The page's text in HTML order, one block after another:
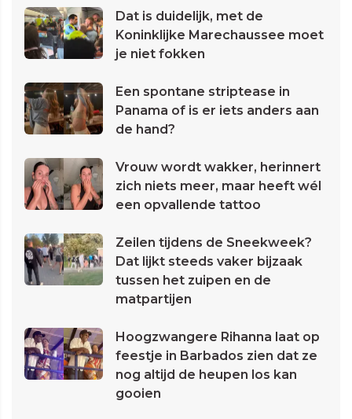
Dat is duidelijk, met de
Koninklijke Marechaussee moet
je niet fokken
Een spontane striptease in
Panama of is er iets anders aan
de hand?
Vrouw wordt wakker, herinnert
zich niets meer, maar heeft wél
een opvallende tattoo
Zeilen tijdens de Sneekweek?
Dat lijkt steeds vaker bijzaak
tussen het zuipen en de
matpartijen
Hoogzwangere Rihanna laat op
feestje in Barbados zien dat ze
nog altijd de heupen los kan
gooien